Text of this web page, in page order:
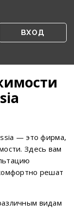
ВХОД
— это фирма,
Здесь вам
решат
видам